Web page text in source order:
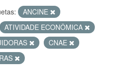
ANCINE
ATIVIDADE ECONÔMICA
CNAE